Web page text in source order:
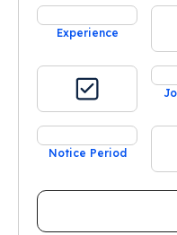
Experience
Notice Period